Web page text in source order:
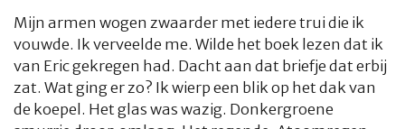
HOME COLUMNS WHAT'S NEW(S) ECONOMIE
Mijn armen wogen zwaarder met iedere trui die ik
vouwde. Ik verveelde me. Wilde het boek lezen dat ik
van Eric gekregen had. Dacht aan dat briefje dat erbij
zat. Wat ging er zo? Ik wierp een blik op het dak van
de koepel. Het glas was wazig. Donkergroene